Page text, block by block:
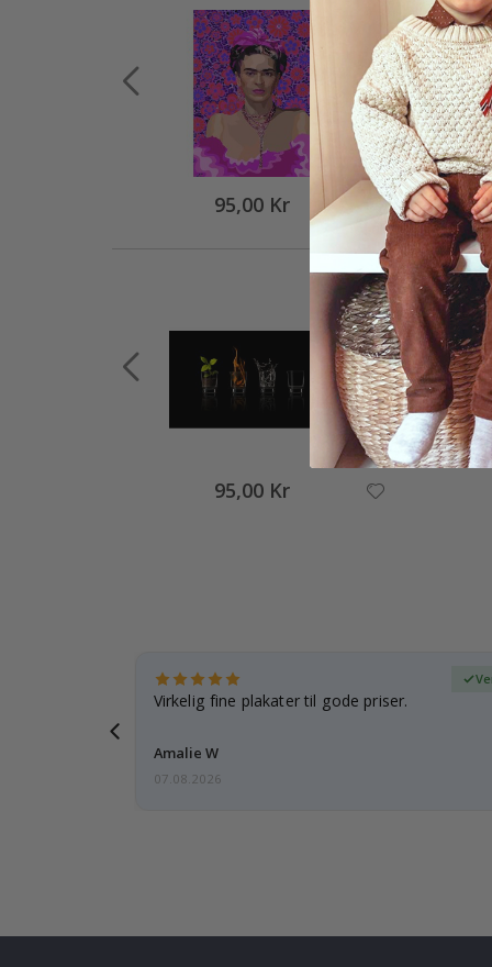
95,00 Kr
95,00 Kr
Virkelig fine plakater til gode priser.
Amalie W
07.08.2026